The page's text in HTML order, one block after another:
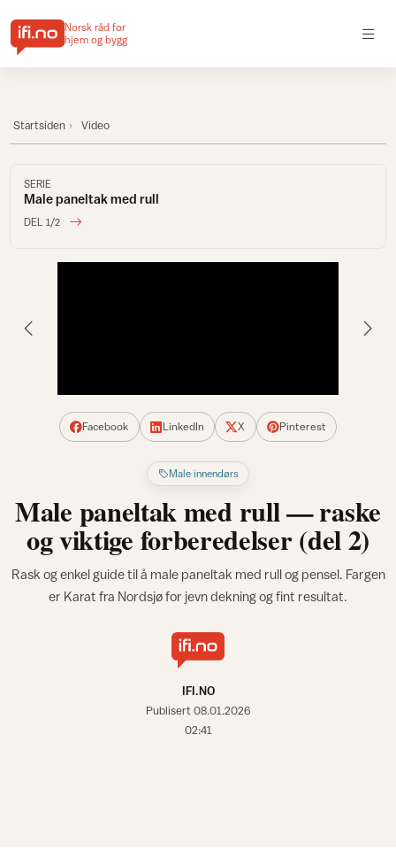
Norsk råd for
hjem og bygg
Startsiden Video
SERIE
Male paneltak med rull
DEL 1/2
Facebook LinkedIn X Pinterest
Male innendørs
Male paneltak med rull — raske
og viktige forberedelser (del 2)
Rask og enkel guide til å male paneltak med rull og pensel. Fargen
er Karat fra Nordsjø for jevn dekning og fint resultat.
IFI.NO
Publisert 08.01.2026
02:41